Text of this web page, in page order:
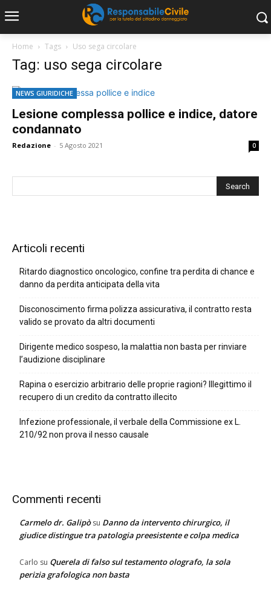
Home Tags Uso sega circolare
Tag: uso sega circolare
NEWS GIURIDICHE
Lesione complessa pollice e indice, datore
condannato
Redazione - 5 Agosto 2021 0
Articoli recenti
Ritardo diagnostico oncologico, confine tra perdita di chance e
danno da perdita anticipata della vita
Disconoscimento firma polizza assicurativa, il contratto resta
valido se provato da altri documenti
Dirigente medico sospeso, la malattia non basta per rinviare
l’audizione disciplinare
Rapina o esercizio arbitrario delle proprie ragioni? Illegittimo il
recupero di un credito da contratto illecito
Infezione professionale, il verbale della Commissione ex L.
210/92 non prova il nesso causale
Commenti recenti
Carmelo dr. Galipòsu Danno da intervento chirurgico, il
giudice distingue tra patologia preesistente e colpa medica
Carlo su Querela di falso sul testamento olografo, la sola
perizia grafologica non basta